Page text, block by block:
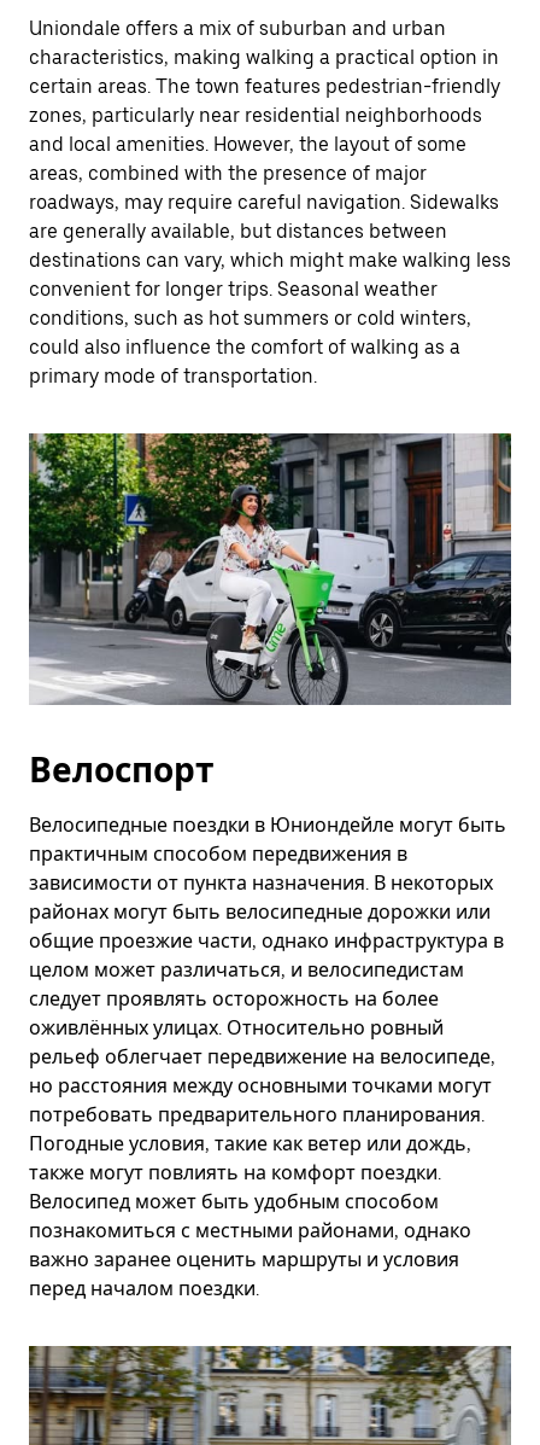
Uniondale offers a mix of suburban and urban
characteristics, making walking a practical option in
certain areas. The town features pedestrian-friendly
zones, particularly near residential neighborhoods
and local amenities. However, the layout of some
areas, combined with the presence of major
roadways, may require careful navigation. Sidewalks
are generally available, but distances between
destinations can vary, which might make walking less
convenient for longer trips. Seasonal weather
conditions, such as hot summers or cold winters,
could also influence the comfort of walking as a
primary mode of transportation.
Велоспорт
Велосипедные поездки в Юниондейле могут быть
практичным способом передвижения в
зависимости от пункта назначения. В некоторых
районах могут быть велосипедные дорожки или
общие проезжие части, однако инфраструктура в
целом может различаться, и велосипедистам
следует проявлять осторожность на более
оживлённых улицах. Относительно ровный
рельеф облегчает передвижение на велосипеде,
но расстояния между основными точками могут
потребовать предварительного планирования.
Погодные условия, такие как ветер или дождь,
также могут повлиять на комфорт поездки.
Велосипед может быть удобным способом
познакомиться с местными районами, однако
важно заранее оценить маршруты и условия
перед началом поездки.